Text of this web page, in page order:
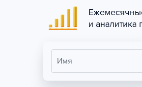
и аналитика
Имя